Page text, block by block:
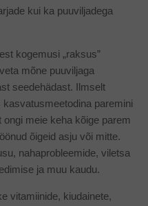
kui ka puuviljadega
kogemusi „raksus”
mõne puuviljaga
seedehädast. Ilmselt
paremini
meie keha kõige parem
õigeid asju või mitte.
nahaprobleemide, viletsa
ja muu kaudu.
vitamiinide, kiudainete,